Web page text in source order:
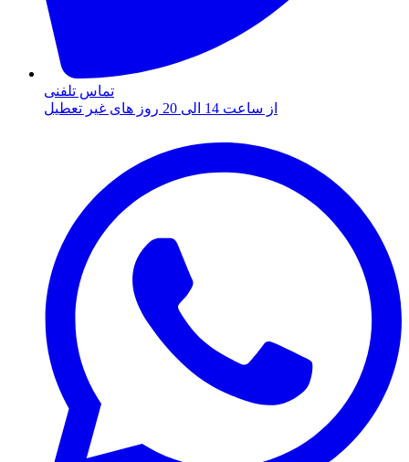
تماس تلفنی
از ساعت 14 الی 20 روز های غیر تعطیل